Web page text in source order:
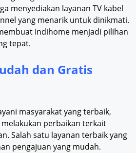
menyediakan layanan TV kabel
yang menarik untuk dinikmati.
Indihome menjadi pilihan
tepat.
dan Gratis
masyarakat yang terbaik,
perbaikan terkait
Salah satu layanan terbaik yang
pengajuan yang mudah.